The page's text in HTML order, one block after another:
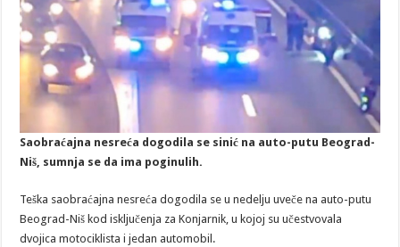
Saobraćajna nesreća dogodila se sinić na auto-putu Beograd-
Niš, sumnja se da ima poginulih.
Teška saobraćajna nesreća dogodila se u nedelju uveče na auto-putu
Beograd-Niš kod isključenja za Konjarnik, u kojoj su učestvovala
dvojica motociklista i jedan automobil.